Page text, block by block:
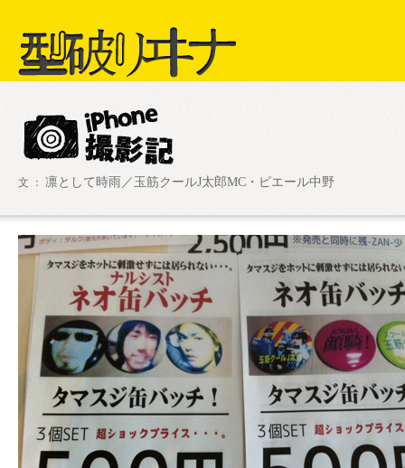
文 ： 凛として時雨／玉筋クールJ太郎MC・ピエール中野